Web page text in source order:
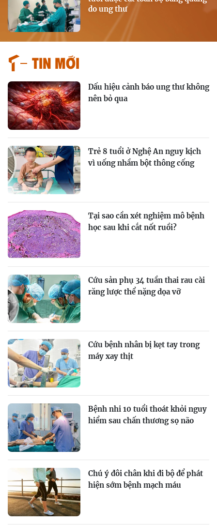
do ung thư
Tin mới
Dấu hiệu cảnh báo ung thư không
nên bỏ qua
Trẻ 8 tuổi ở Nghệ An nguy kịch
vì uống nhầm bột thông cống
Tại sao cần xét nghiệm mô bệnh
học sau khi cắt nốt ruồi?
Cứu sản phụ 34 tuần thai rau cài
răng lược thể nặng dọa vỡ
Cứu bệnh nhân bị kẹt tay trong
máy xay thịt
Bệnh nhi 10 tuổi thoát khỏi nguy
hiểm sau chấn thương sọ não
Chú ý đôi chân khi đi bộ để phát
hiện sớm bệnh mạch máu